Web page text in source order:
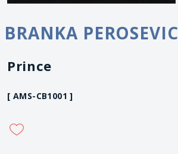
BRANKA PEROSEVIC
Prince
[ AMS-CB1001 ]